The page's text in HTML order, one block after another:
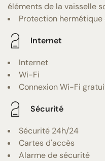
éléments de la vaisselle
Protection
Internet
Internet
Wi-Fi
Connexion Wi-Fi
Sécurité
Sécurité 24h/24
Cartes d'accès
Alarme de sécurité